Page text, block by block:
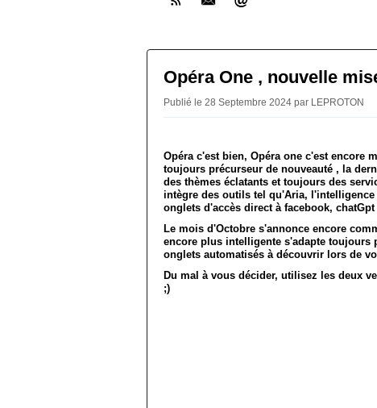
Opéra One , nouvelle
Publié le 28 Septembre 2024 par LEPROTON
Opéra c'est bien, Opéra one c'est encore
toujours précurseur de nouveauté , la
des thèmes éclatants et toujours des
intègre des outils tel qu'Aria,
onglets d'accès direct à facebook,
Le mois d'Octobre s'annonce encore
encore plus intelligente s'adapte toujours
onglets automatisés à découvrir lors de
Du mal à vous décider, utilisez les deux
;)